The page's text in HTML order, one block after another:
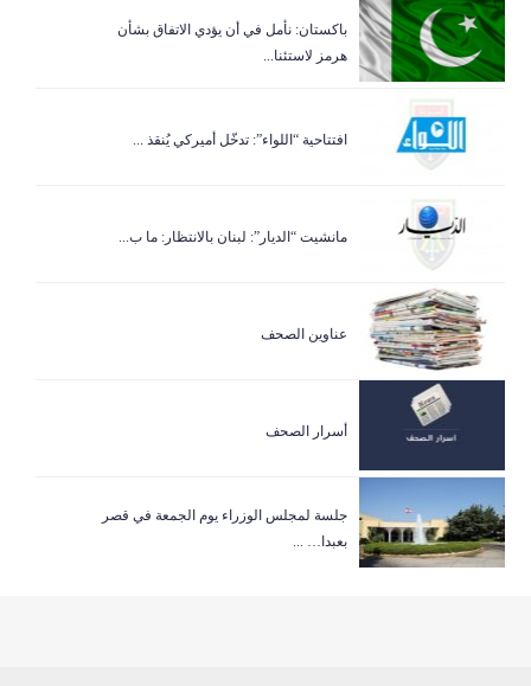
باكستان: نأمل في أن يؤدي الاتفاق بشأن
هرمز لاستئنا...
افتتاحية “اللواء”: تدخّل أميركي يُنقذ ...
مانشيت “الديار”: لبنان بالانتظار: ما ب...
عناوين الصحف
أسرار الصحف
جلسة لمجلس الوزراء يوم الجمعة في قصر
بعبدا… ...